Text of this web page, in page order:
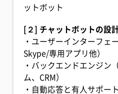
ットボット
[２] チャットボットの設
・ユーザーインターフェ
Skype/専用アプリ他）
・バックエンドエンジン
ム、CRM）
・自動応答と有人サポー